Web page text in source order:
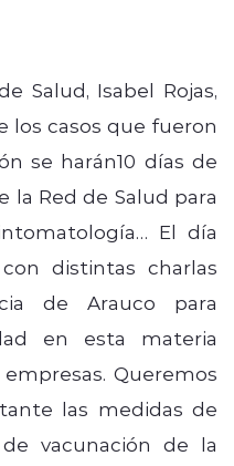
Salud, Isabel Rojas,
los casos que fueron
se harán10 días de
Red de Salud para
El día
distintas charlas
de Arauco para
en esta materia
Queremos
las medidas de
vacunación de la